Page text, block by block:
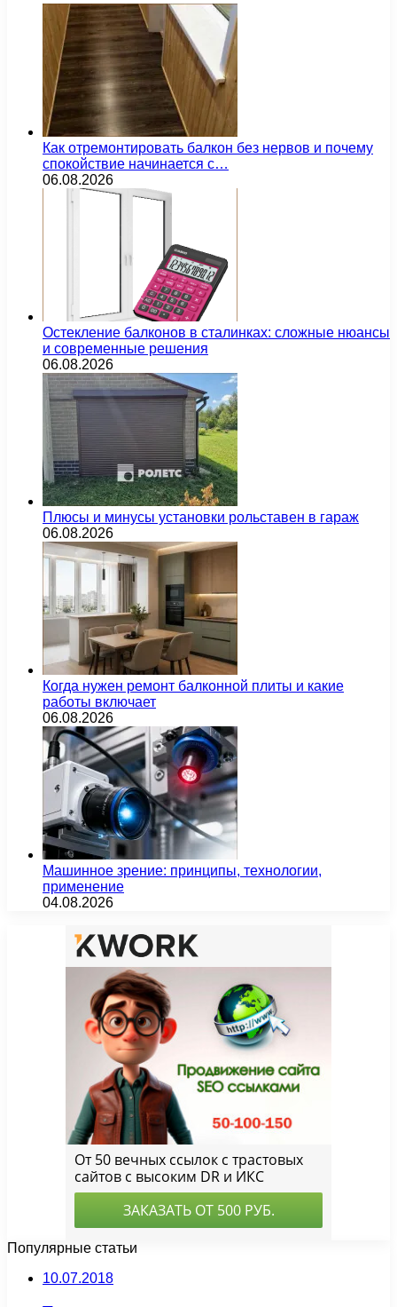
Как отремонтировать балкон без нервов и почему
спокойствие начинается с…
06.08.2026
Остекление балконов в сталинках: сложные нюансы
и современные решения
06.08.2026
Плюсы и минусы установки рольставен в гараж
06.08.2026
Когда нужен ремонт балконной плиты и какие
работы включает
06.08.2026
Машинное зрение: принципы, технологии,
применение
04.08.2026
Популярные статьи
10.07.2018